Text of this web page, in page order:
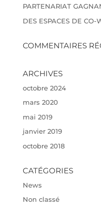
PARTENARIAT
DES ESPACES DE
COMMENTAIRES
ARCHIVES
octobre 2024
mars 2020
mai 2019
janvier 2019
octobre 2018
CATÉGORIES
News
Non classé